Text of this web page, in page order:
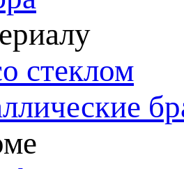
стеклом